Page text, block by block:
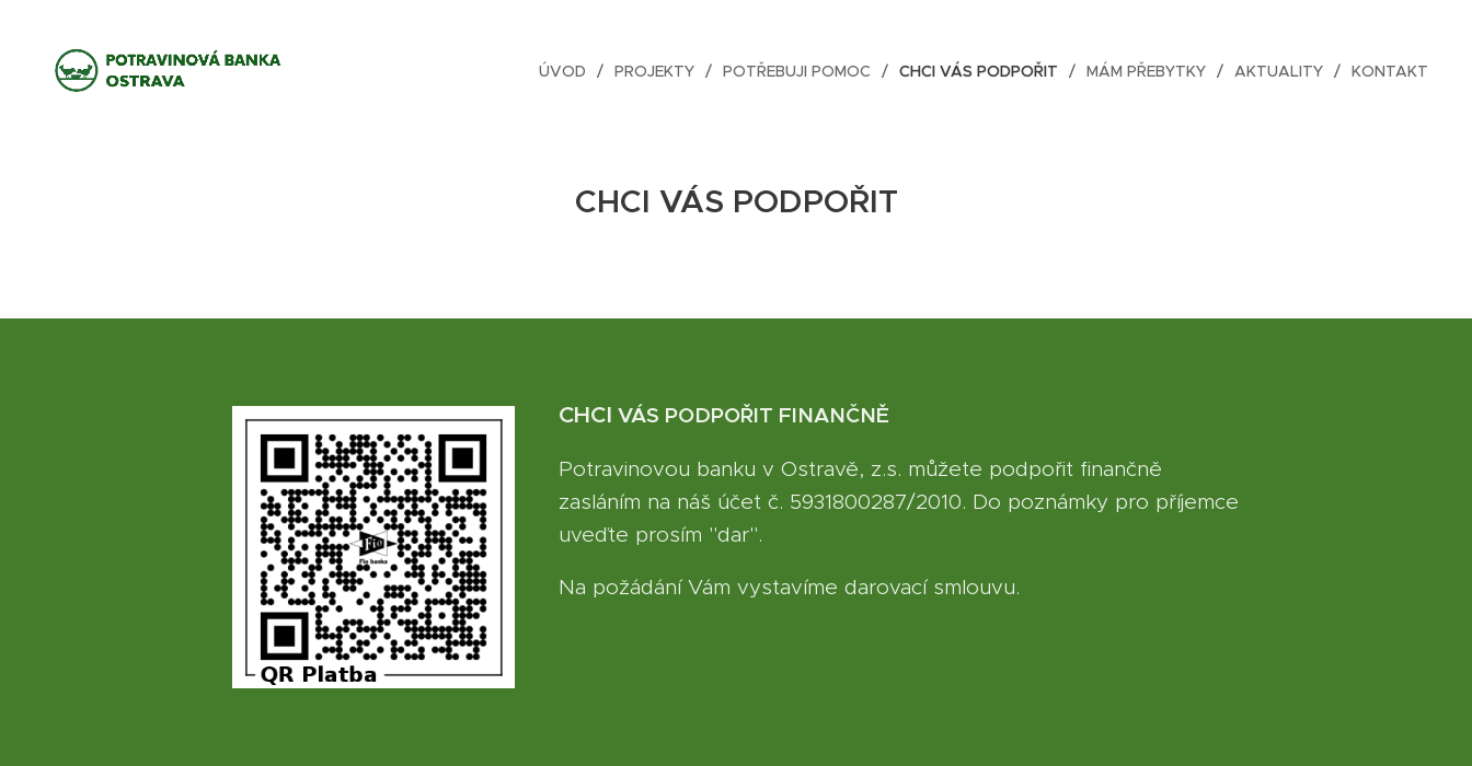
ÚVOD PROJEKTY POTŘEBUJI POMOC CHCI VÁS PODPOŘIT MÁM PŘEBYTKY AKTUALITY KONTAKT
CHCI VÁS PODPOŘIT
CHCI VÁS PODPOŘIT FINANČNĚ
Potravinovou banku v Ostravě, z.s. můžete podpořit finančně
zasláním na náš účet č. 5931800287/2010. Do poznámky pro příjemce
uveďte prosím "dar".
Na požádání Vám vystavíme darovací smlouvu.